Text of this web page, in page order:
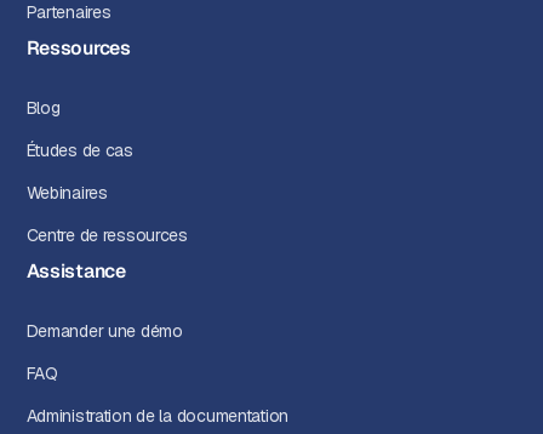
Partenaires
Ressources
Blog
Études de cas
Webinaires
Centre de ressources
Assistance
Demander une démo
FAQ
Administration de la documentation